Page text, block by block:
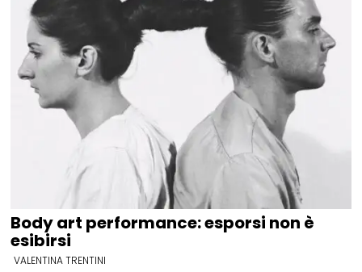
Body art performance: esporsi non è
esibirsi
VALENTINA TRENTINI